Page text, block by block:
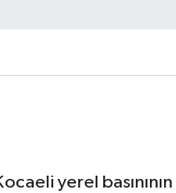
yerel